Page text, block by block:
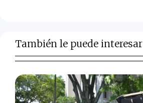
También le puede interesar